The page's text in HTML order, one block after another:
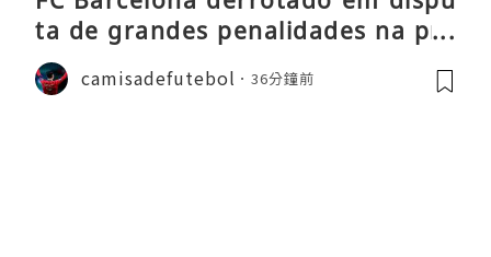
ta de grandes penalidades na pré
-época
camisadefutebol 36分鐘前